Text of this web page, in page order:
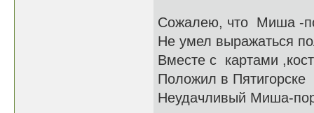
Сожалею, что Миша -
Не умел выражаться
Вместе с картами
Положил в Пятигорске
Неудачливый Миша-